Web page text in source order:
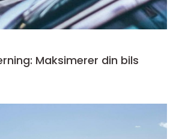
Maksimerer din bils